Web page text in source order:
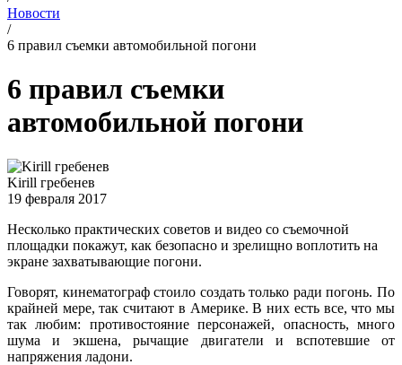
Новости
/
6 правил съемки автомобильной погони
6 правил съемки
автомобильной погони
Kirill гребенев
19 февраля 2017
Несколько практических советов и видео со съемочной
площадки покажут, как безопасно и зрелищно воплотить на
экране захватывающие погони.
Говорят, кинематограф стоило создать только ради погонь. По
крайней мере, так считают в Америке. В них есть все, что мы
так любим: противостояние персонажей, опасность, много
шума и экшена, рычащие двигатели и вспотевшие от
напряжения ладони.